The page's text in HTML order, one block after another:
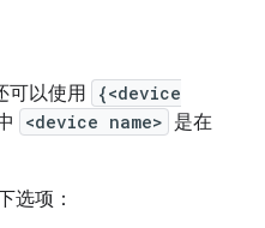
可以使用
{<device
<device name> 是在
选项：